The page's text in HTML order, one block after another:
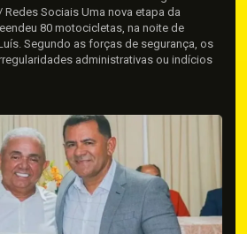
Sociais Uma nova etapa da
80 motocicletas, na noite de
Segundo as forças de segurança, os
administrativas ou indícios